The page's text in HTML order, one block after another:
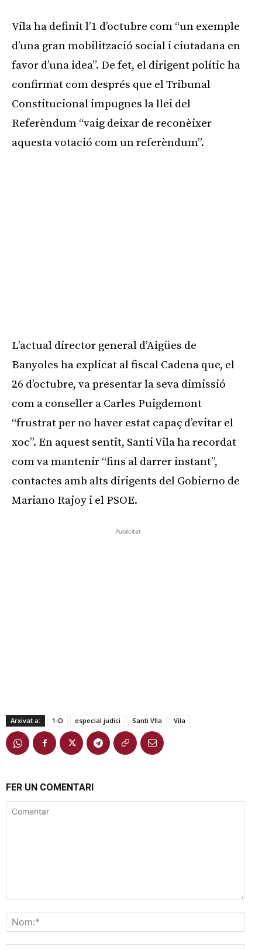
Vila ha definit l’1 d’octubre com “un exemple
d’una gran mobilització social i ciutadana en
favor d’una idea”. De fet, el dirigent polític ha
confirmat com després que el Tribunal
Constitucional impugnes la llei del
Referèndum “vaig deixar de reconèixer
aquesta votació com un referèndum”.
L’actual director general d’Aigües de
Banyoles ha explicat al fiscal Cadena que, el
26 d’octubre, va presentar la seva dimissió
com a conseller a Carles Puigdemont
“frustrat per no haver estat capaç d’evitar el
xoc”. En aquest sentit, Santi Vila ha recordat
com va mantenir “fins al darrer instant”,
contactes amb alts dirigents del Gobierno de
Mariano Rajoy i el PSOE.
Publicitat
Arxivat a: 1-O especial judici Santi VIla Vila
FER UN COMENTARI